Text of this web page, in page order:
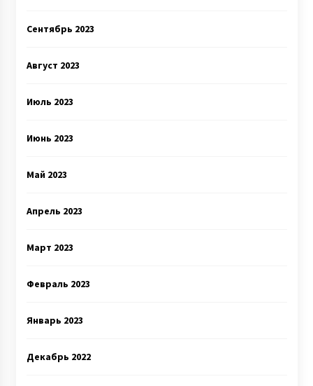
Сентябрь 2023
Август 2023
Июль 2023
Июнь 2023
Май 2023
Апрель 2023
Март 2023
Февраль 2023
Январь 2023
Декабрь 2022